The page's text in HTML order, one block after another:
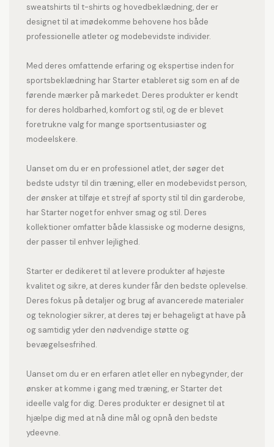
sweatshirts til t-shirts og hovedbeklædning, der er
designet til at imødekomme behovene hos både
professionelle atleter og modebevidste individer.
Med deres omfattende erfaring og ekspertise inden for
sportsbeklædning har Starter etableret sig som en af de
førende mærker på markedet. Deres produkter er kendt
for deres holdbarhed, komfort og stil, og de er blevet
foretrukne valg for mange sportsentusiaster og
modeelskere.
Uanset om du er en professionel atlet, der søger det
bedste udstyr til din træning, eller en modebevidst person,
der ønsker at tilføje et strejf af sporty stil til din garderobe,
har Starter noget for enhver smag og stil. Deres
kollektioner omfatter både klassiske og moderne designs,
der passer til enhver lejlighed.
Starter er dedikeret til at levere produkter af højeste
kvalitet og sikre, at deres kunder får den bedste oplevelse.
Deres fokus på detaljer og brug af avancerede materialer
og teknologier sikrer, at deres tøj er behageligt at have på
og samtidig yder den nødvendige støtte og
bevægelsesfrihed.
Uanset om du er en erfaren atlet eller en nybegynder, der
ønsker at komme i gang med træning, er Starter det
ideelle valg for dig. Deres produkter er designet til at
hjælpe dig med at nå dine mål og opnå den bedste
ydeevne.